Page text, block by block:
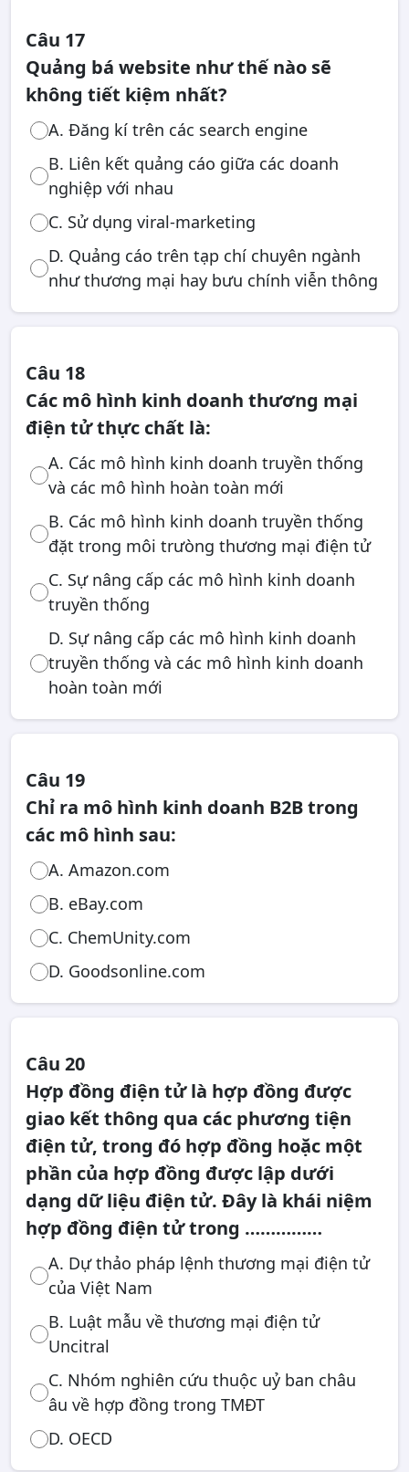
Câu 17
Quảng bá website như thế nào sẽ
không tiết kiệm nhất?
A. Đăng kí trên các search engine
B. Liên kết quảng cáo giữa các doanh
nghiệp với nhau
C. Sử dụng viral-marketing
D. Quảng cáo trên tạp chí chuyên ngành
như thương mại hay bưu chính viễn thông
Câu 18
Các mô hình kinh doanh thương mại
điện tử thực chất là:
A. Các mô hình kinh doanh truyền thống
và các mô hình hoàn toàn mới
B. Các mô hình kinh doanh truyền thống
đặt trong môi trưòng thương mại điện tử
C. Sự nâng cấp các mô hình kinh doanh
truyền thống
D. Sự nâng cấp các mô hình kinh doanh
truyền thống và các mô hình kinh doanh
hoàn toàn mới
Câu 19
Chỉ ra mô hình kinh doanh B2B trong
các mô hình sau:
A. Amazon.com
B. eBay.com
C. ChemUnity.com
D. Goodsonline.com
Câu 20
Hợp đồng điện tử là hợp đồng được
giao kết thông qua các phương tiện
điện tử, trong đó hợp đồng hoặc một
phần của hợp đồng được lập dưới
dạng dữ liệu điện tử. Đây là khái niệm
hợp đồng điện tử trong ……………
A. Dự thảo pháp lệnh thương mại điện tử
của Việt Nam
B. Luật mẫu về thương mại điện tử
Uncitral
C. Nhóm nghiên cứu thuộc uỷ ban châu
âu về hợp đồng trong TMĐT
D. OECD